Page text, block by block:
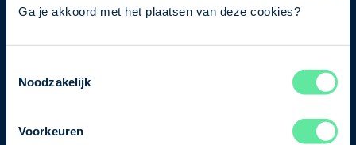
Ga je akkoord met het plaatsen van deze cookies?
Noodzakelijk
Voorkeuren
Ons verhaal
Bezuidenhoutseweg 12
T+31 70 349 03 49